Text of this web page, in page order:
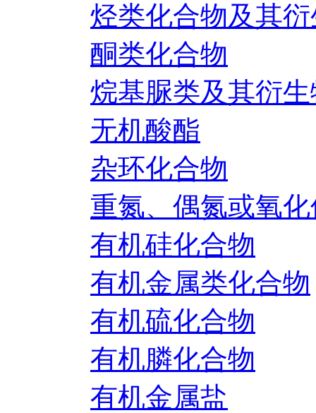
烃类化合物及其
酮类化合物
烷基脲类及其衍
无机酸酯
杂环化合物
重氮、偶氮或氧
有机硅化合物
有机金属类化合物
有机硫化合物
有机膦化合物
有机金属盐